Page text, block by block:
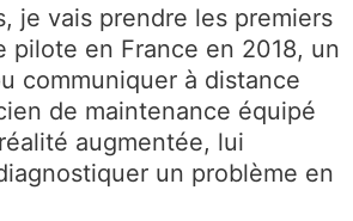
je vais prendre les premiers
pilote en France en 2018, un
communiquer à distance
de maintenance équipé
augmentée, lui
un problème en